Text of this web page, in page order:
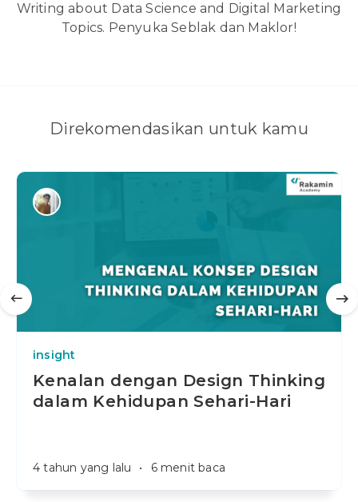
Writing about Data Science and Digital Marketing
Topics. Penyuka Seblak dan Maklor!
Direkomendasikan untuk kamu
insight
Kenalan dengan Design Thinking
dalam Kehidupan Sehari-Hari
4 tahun yang lalu • 6 menit baca